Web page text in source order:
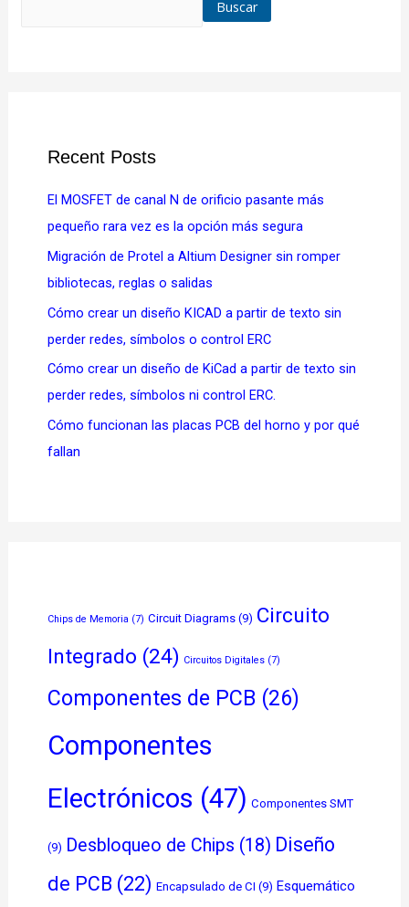
Buscar
Recent Posts
El MOSFET de canal N de orificio pasante más
pequeño rara vez es la opción más segura
Migración de Protel a Altium Designer sin romper
bibliotecas, reglas o salidas
Cómo crear un diseño KICAD a partir de texto sin
perder redes, símbolos o control ERC
Cómo crear un diseño de KiCad a partir de texto sin
perder redes, símbolos ni control ERC.
Cómo funcionan las placas PCB del horno y por qué
fallan
Chips de Memoria (7) Circuit Diagrams (9) Circuito
Integrado (24) Circuitos Digitales (7)
Componentes de PCB (26)
Componentes
Electrónicos (47) Componentes SMT
(9) Desbloqueo de Chips (18) Diseño
de PCB (22) Encapsulado de CI (9) Esquemático